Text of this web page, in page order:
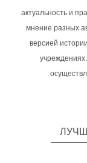
актуальность и
мнение разных
версией